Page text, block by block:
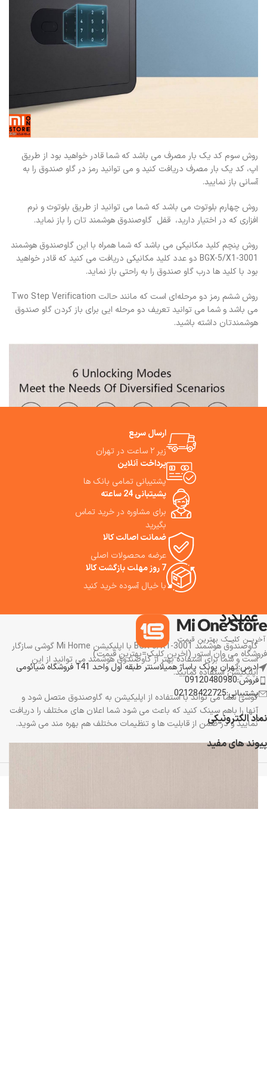
روش سوم کد یک بار مصرف می باشد که شما قادر خواهید بود از طریق
اپ، کد یک بار مصرف دریافت کنید و می توانید رمز در گاو صندوق را به
آسانی باز نمایید.
روش چهارم بلوتوث می باشد که شما می توانید از طریق بلوتوث و نرم
افزاری که در اختیار دارید، قفل گاوصندوق هوشمند تان را باز نماید.
روش پنچم کلید مکانیکی می باشد که شما همراه با این گاوصندوق هوشمند
BGX-5/X1-3001 دو عدد کلید مکانیکی دریافت می کنید که قادر خواهید
بود با کلید ها درب گاو صندوق را به راحتی باز نماید.
روش ششم رمز دو مرحله‌ای است که مانند حالت Two Step Verification
می باشد و شما می توانید تعریف دو مرحله ایی برای باز کردن گاو صندوق
هوشمندتان داشته باشید.
عملکرد
گاوصندوق هوشمند BGX-5/X1-3001 با اپلیکیشن Mi Home گوشی سازگار
است و شما برای استفاده بهتر از گاوصندوق هوشمند می توانید از این
اپلیکیشن استفاده نمایید.
گوشی شما می تواند با استفاده از اپلیکیشن به گاوصندوق متصل شود و
آنها را باهم سینک کنید که باعث می شود شما اعلان های مختلف را دریافت
نمایید و در ضمن از قابلیت ها و تنظیمات مختلف هم بهره مند می شوید.
می کنیم که از سشوار دایسون آبی
استفاده نمایید.
ارسال سریع
زیر ۲ ساعت در تهران
پرداخت آنلاین
پشتیبانی تمامی بانک ها
پشیتبانی 24 ساعته
برای مشاوره در خرید تماس
بگیرید
ضمانت اصالت کالا
عرضه محصولات اصلی
7 روز مهلت بازگشت کالا
با خیال آسوده خرید کنید
فروشگاه می وان استور (اخرین کلیک=بهترین قیمت)
ادرس:تهران پونک پاساژ همیلاسنتر طبقه اول واحد 141 فروشگاه شیائومی
فروش:09120480980
پشتیبانی:02128422725
نماد الکترونیکی
پیوند های مفید